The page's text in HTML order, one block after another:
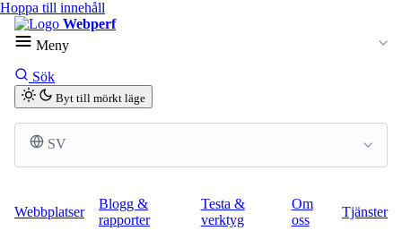
Hoppa till innehåll
Webperf
Meny
Sök
Byt till mörkt läge
SV
Webbplatser
Blogg &
rapporter
Testa &
verktyg
Om
oss
Tjänster